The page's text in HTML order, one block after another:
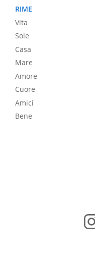
RIME
Vita
Sole
Casa
Mare
Amore
Cuore
Amici
Bene